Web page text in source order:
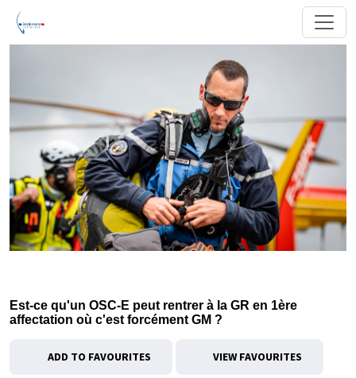
Est-ce qu'un OSC-E peut rentrer à la GR en 1ère
affectation où c'est forcément GM ?
ADD TO FAVOURITES VIEW FAVOURITES